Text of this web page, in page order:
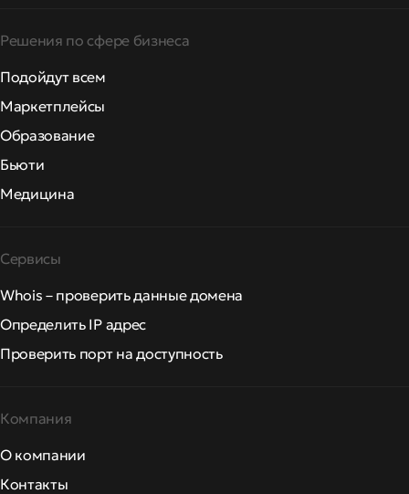
Решения по сфере бизнеса
Подойдут всем
Маркетплейсы
Образование
Бьюти
Медицина
Сервисы
Whois – проверить данные домена
Определить IP адрес
Проверить порт на доступность
Компания
О компании
Контакты